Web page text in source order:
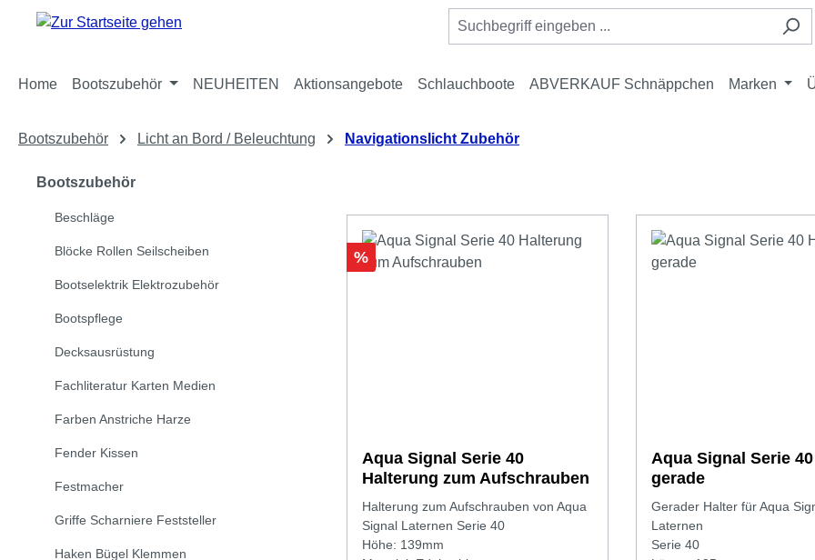
Hauptinhalt springen
Zur Suche springen
Zur Hauptnavigation springen
Home Bootszubehör NEUHEITEN Aktionsangebote Schlauchboote ABVERKAUF Schnäppchen Marken
Bootszubehör Licht an Bord / Beleuchtung Navigationslicht Zubehör
Bootszubehör
Beschläge
Blöcke Rollen Seilscheiben
Bootselektrik Elektrozubehör
Bootspflege
Decksausrüstung
Fachliteratur Karten Medien
Farben Anstriche Harze
Fender Kissen
Festmacher
Griffe Scharniere Feststeller
Haken Bügel Klemmen
Rabatt
%
Aqua Signal Serie 40
Halterung zum Aufschrauben
Halterung zum Aufschrauben von Aqua
Signal Laternen Serie 40
Höhe: 139mm
Aqua Signal Serie
gerade
Gerader Halter für Aqua
Laternen
Serie 40